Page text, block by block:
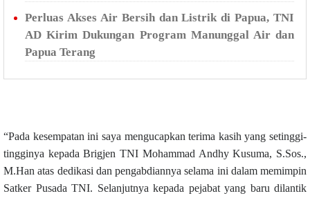
Perluas Akses Air Bersih dan Listrik di Papua, TNI
AD Kirim Dukungan Program Manunggal Air dan
Papua Terang
“Pada kesempatan ini saya mengucapkan terima kasih yang setinggi-
tingginya kepada Brigjen TNI Mohammad Andhy Kusuma, S.Sos.,
M.Han atas dedikasi dan pengabdiannya selama ini dalam memimpin
Satker Pusada TNI. Selanjutnya kepada pejabat yang baru dilantik